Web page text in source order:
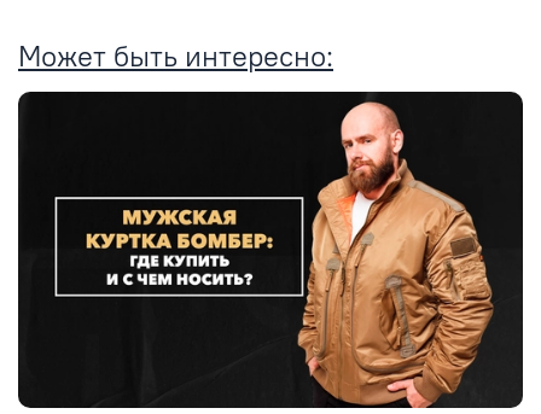
Может быть интересно: